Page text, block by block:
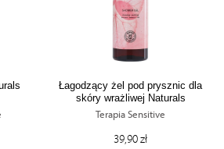
Łagodzący żel pod prysznic dla
skóry wrażliwej Naturals
Sensitive
Terapia Sensitive
39,90 zł